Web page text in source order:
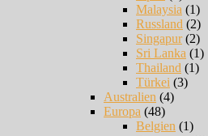
Malaysia (1)
Russland (2)
Singapur(2)
Sri Lanka (1)
Thailand (1)
Türkei (3)
Australien (4)
Europa (48)
Belgien (1)